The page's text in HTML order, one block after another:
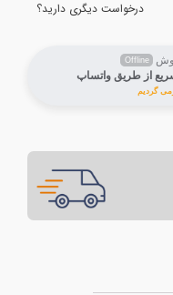
درخواست دیگری دارید؟
Offline
از طریق واتساپ
گردیم